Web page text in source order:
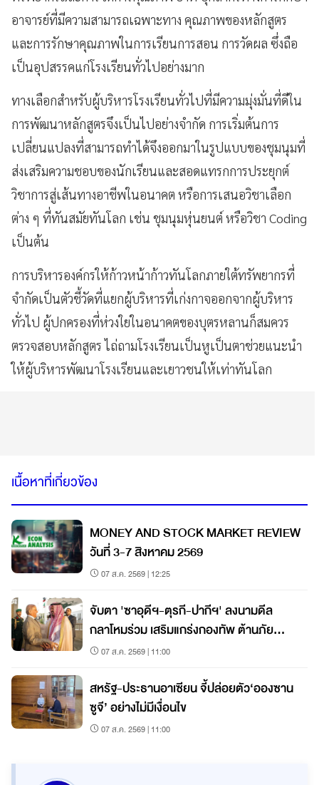
อาจารย์ที่มีความสามารถเฉพาะทาง คุณภาพของหลักสูตร
และการรักษาคุณภาพในการเรียนการสอน การวัดผล ซึ่งถือ
เป็นอุปสรรคแก่โรงเรียนทั่วไปอย่างมาก
ทางเลือกสำหรับผู้บริหารโรงเรียนทั่วไปที่มีความมุ่งมั่นที่ดีใน
การพัฒนาหลักสูตรจึงเป็นไปอย่างจำกัด การเริ่มต้นการ
เปลี่ยนแปลงที่สามารถทำได้จึงออกมาในรูปแบบของชุมนุมที่
ส่งเสริมความชอบของนักเรียนและสอดแทรกการประยุกต์
วิชาการสู่เส้นทางอาชีพในอนาคต หรือการเสนอวิชาเลือก
ต่าง ๆ ที่ทันสมัยทันโลก เช่น ชุมนุมหุ่นยนต์ หรือวิชา Coding
เป็นต้น
การบริหารองค์กรให้ก้าวหน้าก้าวทันโลกภายใต้ทรัพยากรที่
จำกัดเป็นตัวชี้วัดที่แยกผู้บริหารที่เก่งกาจออกจากผู้บริหาร
ทั่วไป ผู้ปกครองที่ห่วงใยในอนาคตของบุตรหลานก็สมควร
ตรวจสอบหลักสูตร ไถ่ถามโรงเรียนเป็นหูเป็นตาช่วยแนะนำ
ให้ผู้บริหารพัฒนาโรงเรียนและเยาวชนให้เท่าทันโลก
เนื้อหาที่เกี่ยวข้อง
MONEY AND STOCK MARKET REVIEW
วันที่ 3-7 สิงหาคม 2569
07 ส.ค. 2569 | 12:25
จับตา 'ซาอุดีฯ-ตุรกี-ปากีฯ' ลงนามดีล
กลาโหมร่วม เสริมแกร่งกองทัพ ต้านภัย
คุกคาม
07 ส.ค. 2569 | 11:00
สหรัฐ-ประธานอาเซียน จี้ปล่อยตัว‘อองซาน
ซูจี’ อย่างไม่มีเงื่อนไข
07 ส.ค. 2569 | 11:00